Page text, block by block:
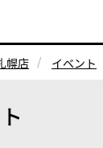
幌店 イベント